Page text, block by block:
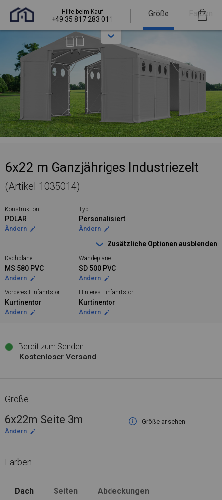
Hilfe beim Kauf
+49 35 817 283 011
Größe Farben
6x22 m Ganzjähriges Industriezelt
(Artikel 1035014)
Konstruktion
POLAR
Ändern
Typ
Personalisiert
Ändern
Zusätzliche Optionen ausblenden
Dachplane
MS 580 PVC
Ändern
Wändeplane
SD 500 PVC
Ändern
Vorderes Einfahrtstor
Kurtinentor
Ändern
Hinteres Einfahrtstor
Kurtinentor
Ändern
Bereit zum Senden
Kostenloser Versand
Größe
6x22m Seite 3m
Größe ansehen
Ändern
Farben
Dach Seiten Abdeckungen